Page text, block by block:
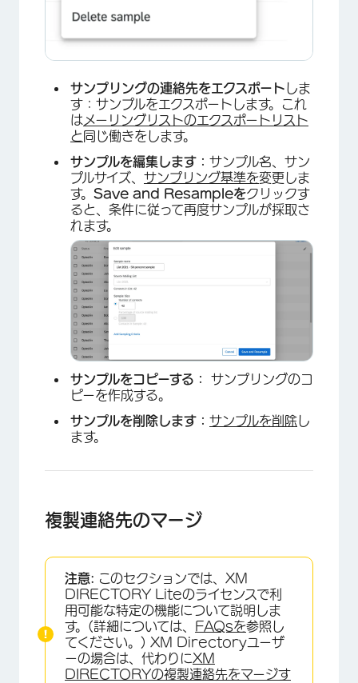
サンプリングの連絡先をエクスポートしま
す：サンプルをエクスポートします。これ
は メーリングリストのエクスポートリスト
と同じ働きをします。
サンプルを編集します： サンプル名、サン
プルサイズ、 サンプリング基準を変更しま
す。 Save and Resampleをクリックす
ると、条件に従って再度サンプルが採取さ
れます。
サンプルをコピーする： サンプリングのコ
ピーを作成する。
サンプルを削除します： サンプルを削除し
ます。
複製連絡先のマージ
注意: このセクションでは、XM
DIRECTORY Liteのライセンスで利
用可能な特定の機能について説明しま
す。(詳細については、
FAQsを参照し
てください。) XM Directoryユーザ
ーの場合は、代わりにXM
DIRECTORYの複製連絡先をマージす